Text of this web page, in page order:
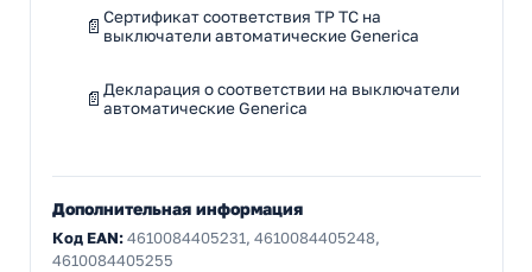
Сертификат соответствия ТР ТС на
выключатели автоматические Generica
Декларация о соответствии на выключатели
автоматические Generica
Дополнительная информация
Код EAN:4610084405231, 4610084405248,
4610084405255